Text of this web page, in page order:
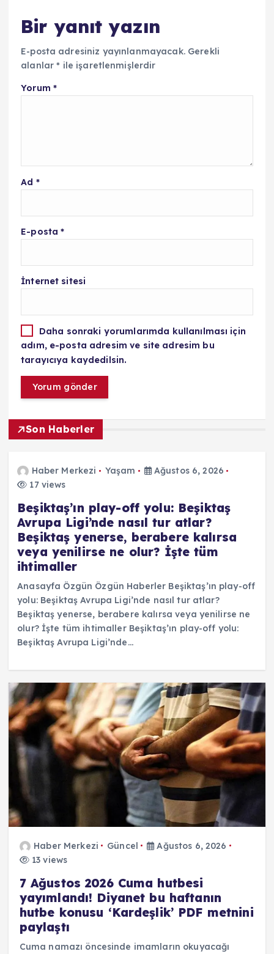
Bir yanıt yazın
E-posta adresiniz yayınlanmayacak. Gerekli
alanlar* ile işaretlenmişlerdir
Yorum *
Ad *
E-posta*
İnternet sitesi
Daha sonraki yorumlarımda kullanılması için
adım, e-posta adresim ve site adresim bu
tarayıcıya kaydedilsin.
Son Haberler
Haber Merkezi Yaşam
Ağustos 6, 2026
17 views
Beşiktaş’ın play-off yolu: Beşiktaş
Avrupa Ligi’nde nasıl tur atlar?
Beşiktaş yenerse, berabere kalırsa
veya yenilirse ne olur? İşte tüm
ihtimaller
Anasayfa Özgün Özgün Haberler Beşiktaş’ın play-off
yolu: Beşiktaş Avrupa Ligi’nde nasıl tur atlar?
Beşiktaş yenerse, berabere kalırsa veya yenilirse ne
olur? İşte tüm ihtimaller Beşiktaş’ın play-off yolu:
Beşiktaş Avrupa Ligi’nde…
Haber Merkezi Güncel
Ağustos 6, 2026
13 views
7 Ağustos 2026 Cuma hutbesi
yayımlandı! Diyanet bu haftanın
hutbe konusu ‘Kardeşlik’ PDF metnini
paylaştı
Cuma namazı öncesinde imamların okuyacağı